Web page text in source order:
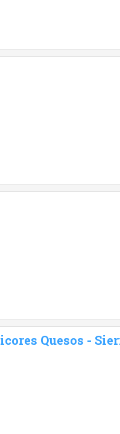
Quesos -